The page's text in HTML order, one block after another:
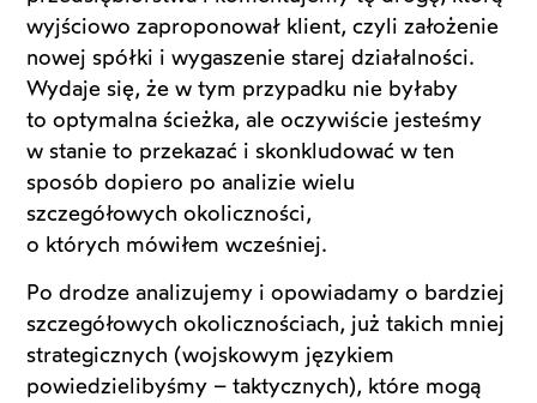
wyjściowo zaproponował klient, czyli założenie
nowej spółki i wygaszenie starej działalności.
Wydaje się, że w tym przypadku nie byłaby
to optymalna ścieżka, ale oczywiście jesteśmy
w stanie to przekazać i skonkludować w ten
sposób dopiero po analizie wielu
szczegółowych okoliczności,
o których mówiłem wcześniej.
Po drodze analizujemy i opowiadamy o bardziej
szczegółowych okolicznościach, już takich mniej
strategicznych (wojskowym językiem
powiedzielibyśmy – taktycznych), które mogą